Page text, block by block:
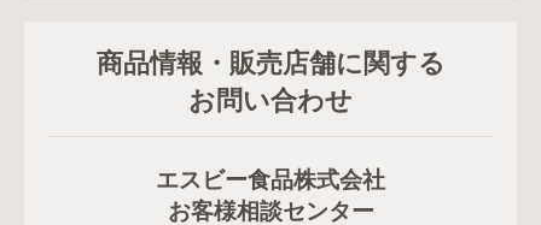
商品情報・販売店舗に関する
お問い合わせ
エスビー食品株式会社
お客様相談センター